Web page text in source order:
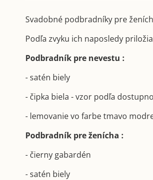
Svadobné podbradníky pre
Podľa zvyku ich naposledy
Podbradník pre nevestu :
- satén biely
- čipka biela - vzor podľa
- lemovanie vo farbe tmavo
Podbradník pre ženícha :
- čierny gabardén
- satén biely